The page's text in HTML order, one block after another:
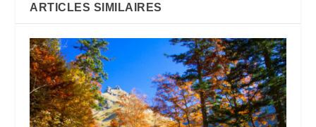
ARTICLES SIMILAIRES